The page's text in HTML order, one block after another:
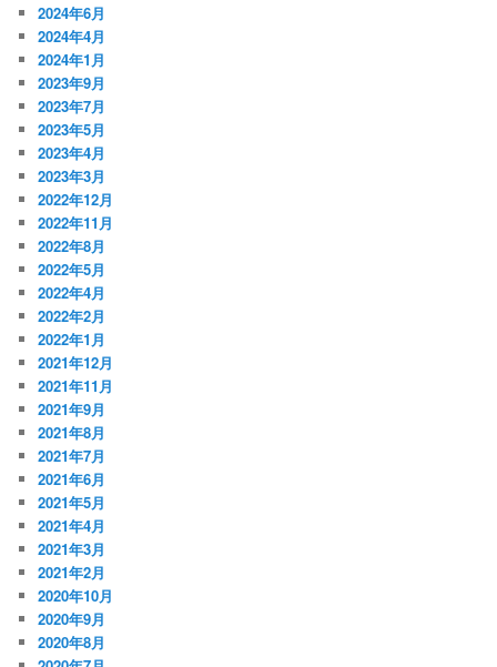
2024年6月
2024年4月
2024年1月
2023年9月
2023年7月
2023年5月
2023年4月
2023年3月
2022年12月
2022年11月
2022年8月
2022年5月
2022年4月
2022年2月
2022年1月
2021年12月
2021年11月
2021年9月
2021年8月
2021年7月
2021年6月
2021年5月
2021年4月
2021年3月
2021年2月
2020年10月
2020年9月
2020年8月